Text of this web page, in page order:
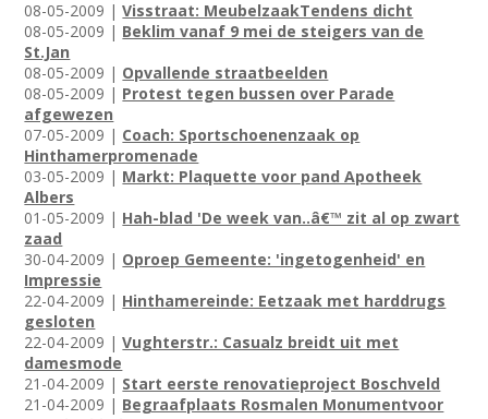
08-05-2009 |Visstraat: MeubelzaakTendens dicht
08-05-2009 | Beklim vanaf 9 mei de steigers van de
St.Jan
08-05-2009 | Opvallende straatbeelden
08-05-2009 | Protest tegen bussen over Parade
afgewezen
07-05-2009 | Coach: Sportschoenenzaak op
Hinthamerpromenade
03-05-2009 | Markt: Plaquette voor pand Apotheek
Albers
01-05-2009 | Hah-blad 'De week van..â€™ zit al op zwart
zaad
30-04-2009 | Oproep Gemeente: 'ingetogenheid' en
Impressie
22-04-2009 | Hinthamereinde: Eetzaak met harddrugs
gesloten
22-04-2009 |Vughterstr.: Casualz breidt uit met
damesmode
21-04-2009 | Start eerste renovatieproject Boschveld
21-04-2009 | Begraafplaats Rosmalen Monumentvoor